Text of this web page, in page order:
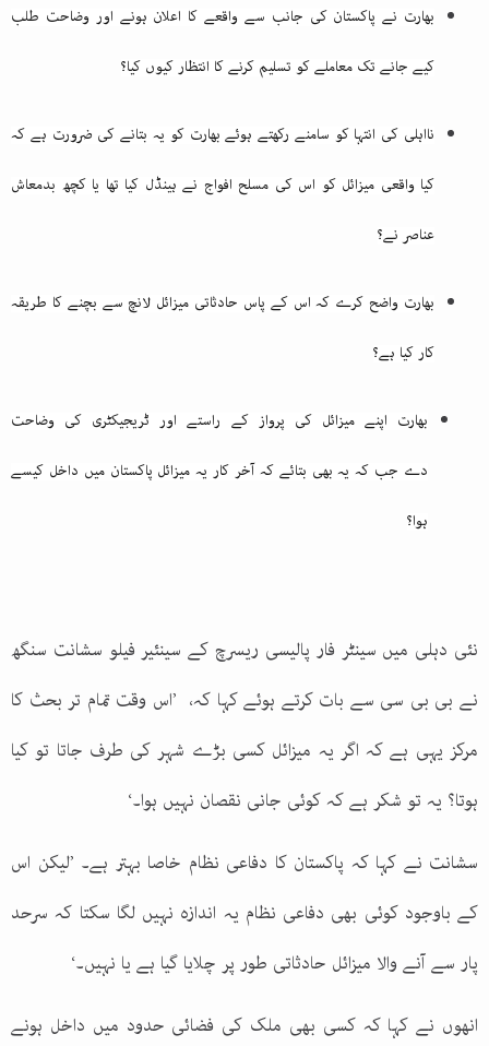
بھارت نے پاکستان کی جانب سے واقعے کا اعلان ہونے اور وضاحت طلب
کیے جانے تک معاملے کو تسلیم کرنے کا انتظار کیوں کیا؟
نااہلی کی انتہا کو سامنے رکھتے ہوئے بھارت کو یہ بتانے کی ضرورت ہے کہ
کیا واقعی میزائل کو اس کی مسلح افواج نے ہینڈل کیا تھا یا کچھ بدمعاش
عناصر نے؟
بھارت واضح کرے کہ اس کے پاس حادثاتی میزائل لانچ سے بچنے کا طریقہ
کار کیا ہے؟
بھارت اپنے میزائل کی پرواز کے راستے اور ٹریجیکٹری کی وضاحت
دے جب کہ یہ بھی بتائے کہ آخر کار یہ میزائل پاکستان میں داخل کیسے
ہوا؟
نئی دہلی میں سینٹر فار پالیسی ریسرچ کے سینئیر فیلو سشانت سنگھ
نے بی بی سی سے بات کرتے ہوئے کہا کہ، ’اس وقت تمام تر بحث کا
مرکز یہی ہے کہ اگر یہ میزائل کسی بڑے شہر کی طرف جاتا تو کیا
ہوتا؟ یہ تو شکر ہے کہ کوئی جانی نقصان نہیں ہوا۔‘
سشانت نے کہا کہ پاکستان کا دفاعی نظام خاصا بہتر ہے۔ ’لیکن اس
کے باوجود کوئی بھی دفاعی نظام یہ اندازہ نہیں لگا سکتا کہ سرحد
پار سے آنے والا میزائل حادثاتی طور پر چلایا گیا ہے یا نہیں۔‘
انھوں نے کہا کہ کسی بھی ملک کی فضائی حدود میں داخل ہونے